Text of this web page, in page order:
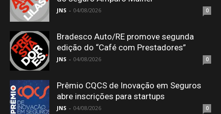
JNS - 04/08/2026 0
Bradesco Auto/RE promove segunda
edição do “Café com Prestadores”
JNS - 04/08/2026 0
Prêmio CQCS de Inovação em Seguros
abre inscrições para startups
JNS - 04/08/2026 0